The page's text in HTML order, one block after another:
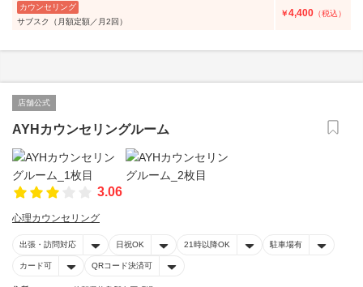
カウンセリング
サブスク（月額定額／月2回）
￥4,400 （税込）
店舗公式
AYHカウンセリングルーム
3.06
心理カウンセリング
出張・訪問対応 日祝OK 21時以降OK 駐車場有
カード可 QRコード決済可